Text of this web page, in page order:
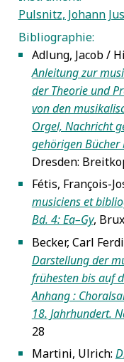
Pulsnitz, Johann
Bibliographie:
5
Adlung, Jacob /
Anleitung zur
der Theorie und
von den
Orgel, Nachricht
gehörigen
Dresden:
5 Fétis, François-
musiciens et
Bd. 4: Ea–Gy,
5 Becker, Carl
Darstellung der
frühesten bis auf
Anhang :
18. Jahrhundert.
28
5 Martini, Ulrich: